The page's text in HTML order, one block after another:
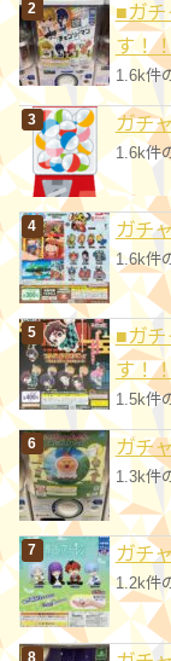
■ガチ
す！
1.6k件
ガチ
1.6k件
ガチ
1.6k件
■ガチ
す！
1.5k件
ガチ
1.3k件
ガチ
1.2k件